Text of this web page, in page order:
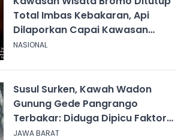
Total Imbas Kebakaran, Api
Dilaporkan Capai Kawasan
Sabana
NASIONAL
Susul Surken, Kawah Wadon
Gunung Gede Pangrango
Terbakar: Diduga Dipicu Faktor
Alam
JAWA BARAT